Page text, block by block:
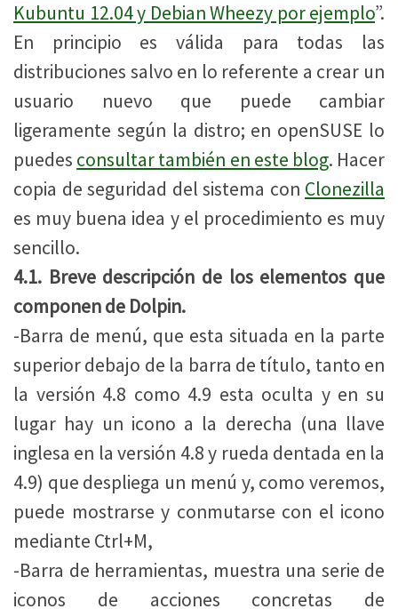
Kubuntu 12.04 y Debian Wheezy por ejemplo”.
En principio es válida para todas las
distribuciones salvo en lo referente a crear un
usuario nuevo que puede cambiar
ligeramente según la distro; en openSUSE lo
puedes consultar también en este blog. Hacer
copia de seguridad del sistema con Clonezilla
es muy buena idea y el procedimiento es muy
sencillo.
4.1. Breve descripción de los elementos que
componen de Dolpin.
-Barra de menú, que esta situada en la parte
superior debajo de la barra de título, tanto en
la versión 4.8 como 4.9 esta oculta y en su
lugar hay un icono a la derecha (una llave
inglesa en la versión 4.8 y rueda dentada en la
4.9) que despliega un menú y, como veremos,
puede mostrarse y conmutarse con el icono
mediante Ctrl+M,
-Barra de herramientas, muestra una serie de
iconos de acciones concretas de